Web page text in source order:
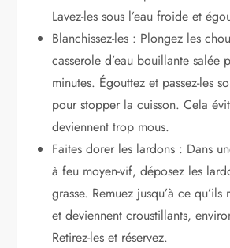
Lavez-les sous l’eau froide et
Blanchissez-les : Plongez les
casserole d’eau bouillante salée
minutes. Égouttez et passez-les
pour stopper la cuisson. Cela
deviennent trop mous.
Faites dorer les lardons : Dans
à feu moyen-vif, déposez les
grasse. Remuez jusqu’à ce
et deviennent croustillants,
Retirez-les et réservez.